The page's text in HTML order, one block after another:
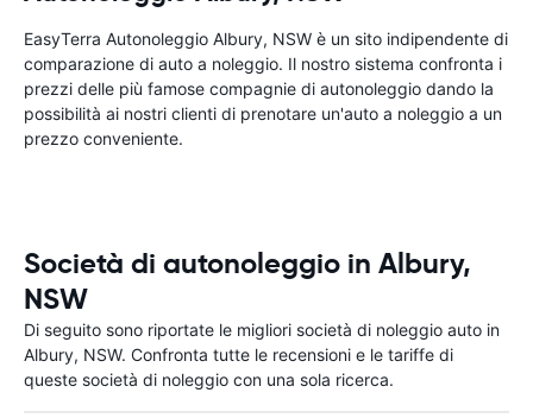
EasyTerra Autonoleggio Albury, NSW è un sito indipendente di
comparazione di auto a noleggio. Il nostro sistema confronta i
prezzi delle più famose compagnie di autonoleggio dando la
possibilità ai nostri clienti di prenotare un'auto a noleggio a un
prezzo conveniente.
Società di autonoleggio in Albury,
NSW
Di seguito sono riportate le migliori società di noleggio auto in
Albury, NSW. Confronta tutte le recensioni e le tariffe di
queste società di noleggio con una sola ricerca.